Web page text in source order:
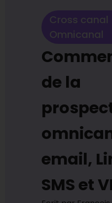
Cross canal
Omnicanal
de la
email,
SMS et